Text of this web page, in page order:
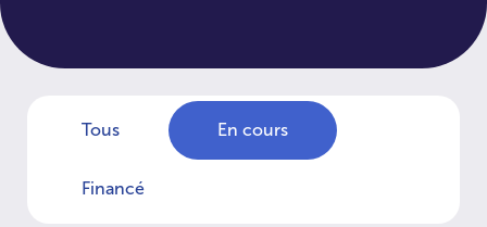
Tous En cours
Financé